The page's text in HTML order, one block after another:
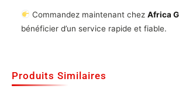
Commandez maintenant chezAfrica
bénéficier d’un service rapide et fiable.
Produits Similaires